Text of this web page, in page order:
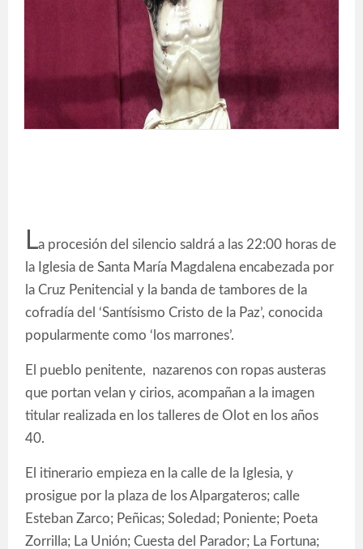
La procesión del silencio saldrá a las 22:00 horas de
la Iglesia de Santa María Magdalena encabezada por
la Cruz Penitencial y la banda de tambores de la
cofradía del ‘Santísismo Cristo de la Paz’, conocida
popularmente como ‘los marrones’.
El pueblo penitente, nazarenos con ropas austeras
que portan velan y cirios, acompañan a la imagen
titular realizada en los talleres de Olot en los años
40.
El itinerario empieza en la calle de la Iglesia, y
prosigue por la plaza de los Alpargateros; calle
Esteban Zarco; Peñicas; Soledad; Poniente; Poeta
Zorrilla; La Unión; Cuesta del Parador; La Fortuna;